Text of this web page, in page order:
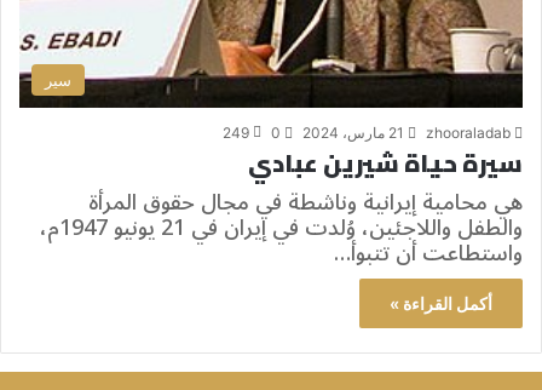
سير
zhooraladab 21 مارس، 2024 0
249
سيرة حياة شيرين عبادي
هي محامية إيرانية وناشطة في مجال حقوق المرأة
والطفل واللاجئين، وُلدت في إيران في 21 يونيو 1947م،
واستطاعت أن تتبوأ…
أكمل القراءة »